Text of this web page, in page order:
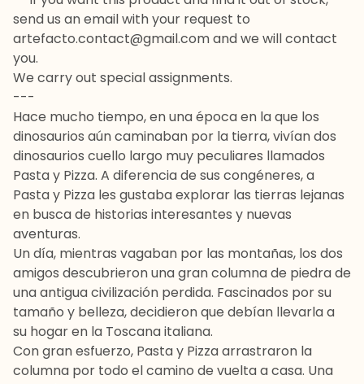
send us an email with your request to
artefacto.contact@gmail.comand we will contact
you.
We carry out special assignments.
---
Hace mucho tiempo, en una época en la que los
dinosaurios aún caminaban por la tierra, vivían dos
dinosaurios cuello largo muy peculiares llamados
Pasta y Pizza. A diferencia de sus congéneres, a
Pasta y Pizza les gustaba explorar las tierras lejanas
en busca de historias interesantes y nuevas
aventuras.
Un día, mientras vagaban por las montañas, los dos
amigos descubrieron una gran columna de piedra de
una antigua civilización perdida. Fascinados por su
tamaño y belleza, decidieron que debían llevarla a
su hogar en la Toscana italiana.
Con gran esfuerzo, Pasta y Pizza arrastraron la
columna por todo el camino de vuelta a casa. Una